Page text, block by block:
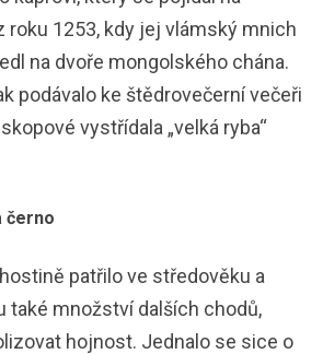
roku 1253, kdy jej vlámský mnich
na dvoře mongolského chána.
podávalo ke štědrovečerní večeři
vystřídala „velká ryba“
černo
patřilo ve středověku a
také množství dalších chodů,
hojnost. Jednalo se sice o